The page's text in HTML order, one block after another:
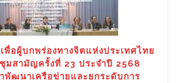
พื่อผู้บกพร่องทางจิตแห่งประเทศไทย
มสามัญครั้งที่ 23 ประจำปี 2568
พัฒนาเครือข่ายและยกระดับการ